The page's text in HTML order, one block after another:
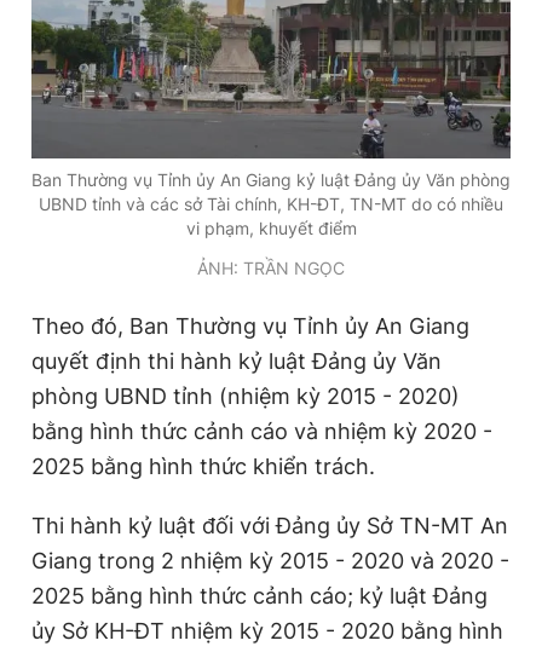
Theo dõi báo trên
Hotline Liên hệ quảng cáo
0908 780 404
Đặt báo Quảng cáo RSS Tòa soạn Chính sách bảo
Tổng biên tập: Nguyễn Ngọc Toàn
Phó tổng biên tập thường trực: Hải Thành
Tổng thư ký tòa soạn: Đức Trung
Giấy phép xuất bản số 110/GP - BTTTT cấp ngày 24.3.2020
© 2003-2026 Bản quyền thuộc về Báo Thanh Niên. Cấm sao
chép dưới mọi hình thức nếu không có sự chấp thuận bằng văn
bản. Phát triển bởi ePi Technologies, JSC.
Ban Thường vụ Tỉnh ủy An Giang kỷ luật Đảng ủy Văn phòng
UBND tỉnh và các sở Tài chính, KH-ĐT, TN-MT do có nhiều
vi phạm, khuyết điểm
ẢNH: TRẦN NGỌC
Theo đó, Ban Thường vụ Tỉnh ủy An Giang
quyết định thi hành kỷ luật Đảng ủy Văn
phòng UBND tỉnh (nhiệm kỳ 2015 - 2020)
bằng hình thức cảnh cáo và nhiệm kỳ 2020 -
2025 bằng hình thức khiển trách.
Thi hành kỷ luật đối với Đảng ủy Sở TN-MT An
Giang trong 2 nhiệm kỳ 2015 - 2020 và 2020 -
2025 bằng hình thức cảnh cáo; kỷ luật Đảng
ủy Sở KH-ĐT nhiệm kỳ 2015 - 2020 bằng hình